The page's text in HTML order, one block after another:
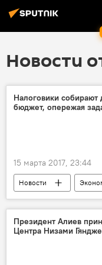
Новости
Налоговики собирают
бюджет, опережая
15 марта 2017, 23:44
Новости
Министерство налогов
поступления
Азербайджан
Президент Алиев
Центра Низами